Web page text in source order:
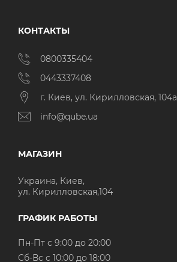
КОНТАКТЫ
0800335404
0443337408
г. Киев, ул. Кирилловская, 104а
info@qube.ua
МАГАЗИН
Украина, Киев,
ул. Кирилловская,104
ГРАФИК РАБОТЫ
Пн-Пт с 9:00 до 20:00
Cб-Вс с 10:00 до 18:00